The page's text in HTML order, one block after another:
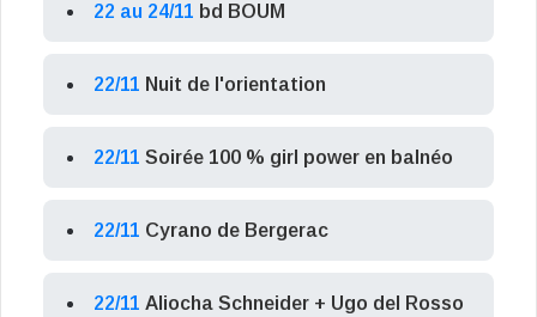
22 au 24/11 bd BOUM
22/11 Nuit de l'orientation
22/11 Soirée 100 % girl power en balnéo
22/11 Cyrano de Bergerac
22/11 Aliocha Schneider + Ugo del Rosso